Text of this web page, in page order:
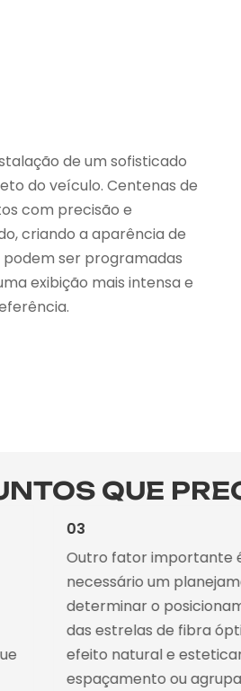
de um sofisticado
do veículo. Centenas de
com precisão e
criando a aparência de
podem ser programadas
exibição mais intensa e
QUE
03
Outro fator importante
necessário um
determinar o
das estrelas de fibra
efeito natural e
espaçamento ou